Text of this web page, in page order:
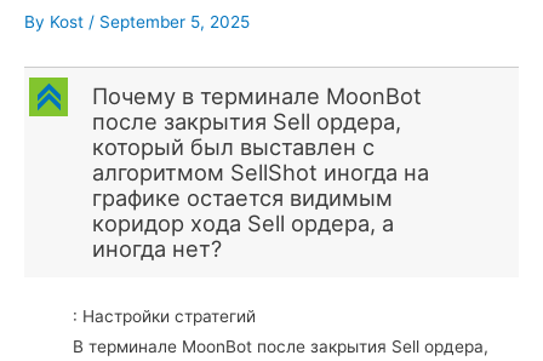
By Kost / September 5, 2025
C
Почему в терминале MoonBot
после закрытия Sell ордера,
который был выставлен с
алгоритмом SellShot иногда на
графике остается видимым
коридор хода Sell ордера, а
иногда нет?
: Настройки стратегий
В терминале MoonBot после закрытия Sell ордера,